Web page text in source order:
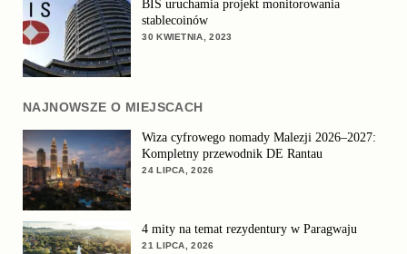
BIS uruchamia projekt monitorowania
stablecoinów
30 KWIETNIA, 2023
NAJNOWSZE O MIEJSCACH
Wiza cyfrowego nomady Malezji 2026–2027:
Kompletny przewodnik DE Rantau
24 LIPCA, 2026
4 mity na temat rezydentury w Paragwaju
21 LIPCA, 2026